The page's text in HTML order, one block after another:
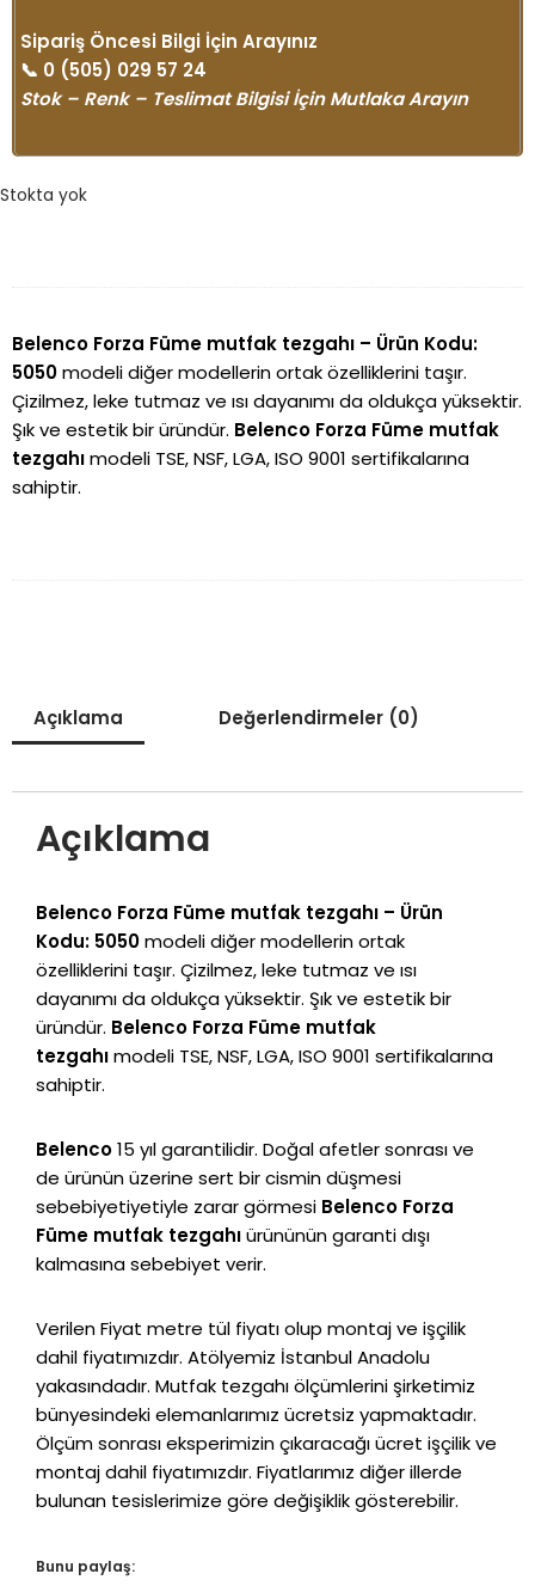
Sipariş Öncesi Bilgi İçin Arayınız
📞 0 (505) 029 57 24
Stok – Renk – Teslimat Bilgisi İçin Mutlaka Arayın
Stokta yok
Belenco Forza Füme mutfak tezgahı – Ürün Kodu:
5050modeli diğer modellerin ortak özelliklerini taşır.
Çizilmez, leke tutmaz ve ısı dayanımı da oldukça yüksektir.
Şık ve estetik bir üründür. Belenco Forza Füme mutfak
tezgahımodeli TSE, NSF, LGA, ISO 9001 sertifikalarına
sahiptir.
Açıklama Değerlendirmeler (0)
Açıklama
Belenco Forza Füme mutfak tezgahı – Ürün
Kodu: 5050modeli diğer modellerin ortak
özelliklerini taşır. Çizilmez, leke tutmaz ve ısı
dayanımı da oldukça yüksektir. Şık ve estetik bir
üründür. Belenco Forza Füme mutfak
tezgahımodeli TSE, NSF, LGA, ISO 9001 sertifikalarına
sahiptir.
Belenco15 yıl garantilidir. Doğal afetler sonrası ve
de ürünün üzerine sert bir cismin düşmesi
sebebiyetiyetiyle zarar görmesi Belenco Forza
Füme mutfak tezgahıürününün garanti dışı
kalmasına sebebiyet verir.
Verilen Fiyat metre tül fiyatı olup montaj ve işçilik
dahil fiyatımızdır. Atölyemiz İstanbul Anadolu
yakasındadır. Mutfak tezgahı ölçümlerini şirketimiz
bünyesindeki elemanlarımız ücretsiz yapmaktadır.
Ölçüm sonrası eksperimizin çıkaracağı ücret işçilik ve
montaj dahil fiyatımızdır. Fiyatlarımız diğer illerde
bulunan tesislerimize göre değişiklik gösterebilir.
Bunu paylaş: